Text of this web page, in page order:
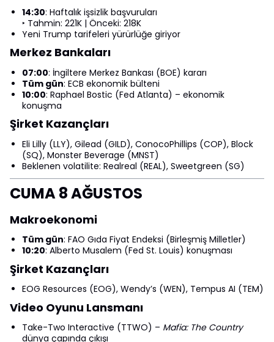
14:30: Haftalık işsizlik başvuruları
‣ Tahmin: 221K | Önceki: 218K
Yeni Trump tarifeleri yürürlüğe giriyor
Merkez Bankaları
07:00: İngiltere Merkez Bankası (BOE) kararı
Tüm gün: ECB ekonomik bülteni
10:00: Raphael Bostic (Fed Atlanta) – ekonomik
konuşma
Şirket Kazançları
Eli Lilly (LLY), Gilead (GILD), ConocoPhillips (COP), Block
(SQ), Monster Beverage (MNST)
Beklenen volatilite: Realreal (REAL), Sweetgreen (SG)
CUMA 8 AĞUSTOS
Makroekonomi
Tüm gün: FAO Gıda Fiyat Endeksi (Birleşmiş Milletler)
10:20: Alberto Musalem (Fed St. Louis) konuşması
Şirket Kazançları
EOG Resources (EOG), Wendy’s (WEN), Tempus AI (TEM)
Video Oyunu Lansmanı
Take-Two Interactive (TTWO) – Mafia: The Country
dünya çapında çıkışı